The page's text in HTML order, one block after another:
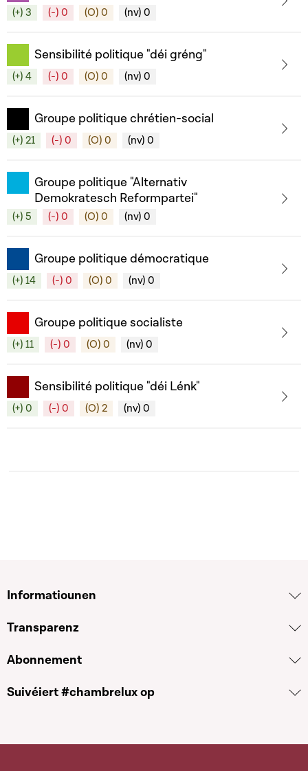
(+) 3 (-) 0 (O) 0 (nv) 0
Sensibilité politique "déi gréng"
(+) 4 (-) 0 (O) 0 (nv) 0
Groupe politique chrétien-social
(+) 21 (-) 0 (O) 0 (nv) 0
Groupe politique "Alternativ
Demokratesch Reformpartei"
(+) 5 (-) 0 (O) 0 (nv) 0
Groupe politique démocratique
(+) 14 (-) 0 (O) 0 (nv) 0
Groupe politique socialiste
(+) 11 (-) 0 (O) 0 (nv) 0
Sensibilité politique "déi Lénk"
(+) 0 (-) 0 (O) 2 (nv) 0
Informatiounen
Transparenz
Abonnement
Suivéiert #chambrelux op